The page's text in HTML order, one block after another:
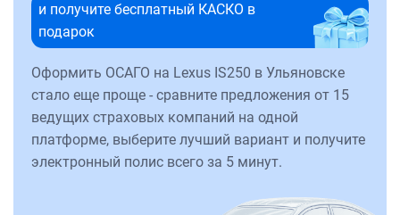
и получите бесплатный КАСКО в
подарок
Оформить ОСАГО на Lexus IS250 в Ульяновске
стало еще проще - сравните предложения от 15
ведущих страховых компаний на одной
платформе, выберите лучший вариант и получите
электронный полис всего за 5 минут.